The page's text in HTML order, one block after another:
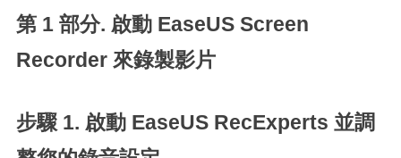
第 1 部分. 啟動 EaseUS Screen
Recorder 來錄製影片
步驟 1. 啟動 EaseUS RecExperts 並調